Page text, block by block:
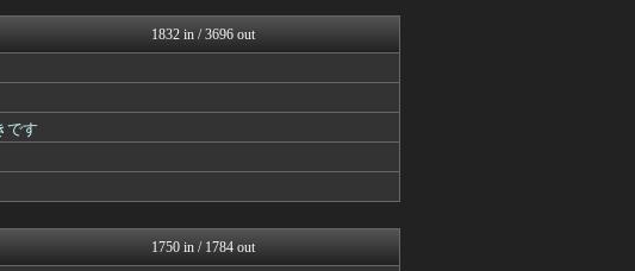
ゆるゲーマー遅報
俺
Y速報
ゲーム魔人
ウマ娘うまぴょい速報
ゆるゲーマー遅報
Y速報
1832 in / 3696 out
です
1750 in / 1784 out